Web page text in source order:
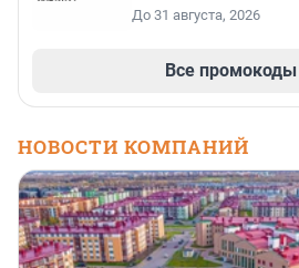
До 31 августа, 2026
Все промокоды
НОВОСТИ КОМПАНИЙ